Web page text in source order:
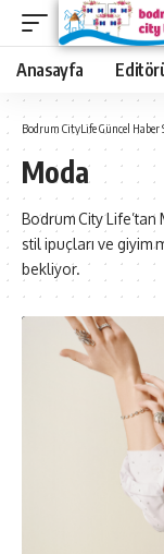
Anasayfa
Bodrum CityLife Güncel Haber
Moda
Bodrum City
stil ipuçları ve giyim
bekliyor.